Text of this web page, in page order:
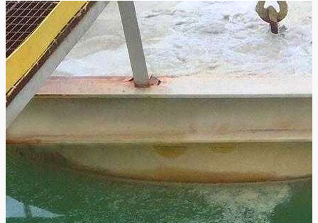
Recherche Avancée
Mon compte
Connexion
Créer un compte
Mode nuit